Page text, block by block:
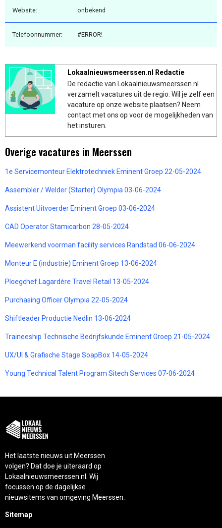
Website: onbekend
Telefoonnummer: #ERROR!
Lokaalnieuwsmeerssen.nl Redactie
De redactie van Lokaalnieuwsmeerssen.nl
verzamelt vacatures uit de regio. Wil je zelf een
vacature op onze website plaatsen? Neem
contact met ons op voor de mogelijkheden van
het insturen.
Overige vacatures in Meerssen
1e Servicemonteur Elektrotechniek Eminent Groep 22-05-2024
Assembler / Welder (Starter) Olympia 03-06-2024
Assistent Uitvoerder Eminent Groep 03-06-2024
CAD Operator Stamicarbon 28-05-2024
Meewerkend voorman facility services Randstad 06-06-2024
Monteur E (industrie) Eminent Groep 13-06-2024
Ploegchef Lagardère Travel Retail 13-05-2024
Purchasing Officer Olympia 22-05-2024
Shiftleader Productie Nedlin 13-06-2024
Traineeship Technische Bedrijfskunde Eminent Groep 21-05-2024
UX/UI & Grafische Stage SoapBox 14-05-2024
Young Technical Talent Program Sitech Services 07-06-2024
Het laatste nieuws uit Meerssen
volgen? Dat doe je uiteraard op
Lokaalnieuwsmeerssen.nl. Wij
focussen op de dagelijkse
nieuwsitems van omgeving Meerssen.
Sitemap